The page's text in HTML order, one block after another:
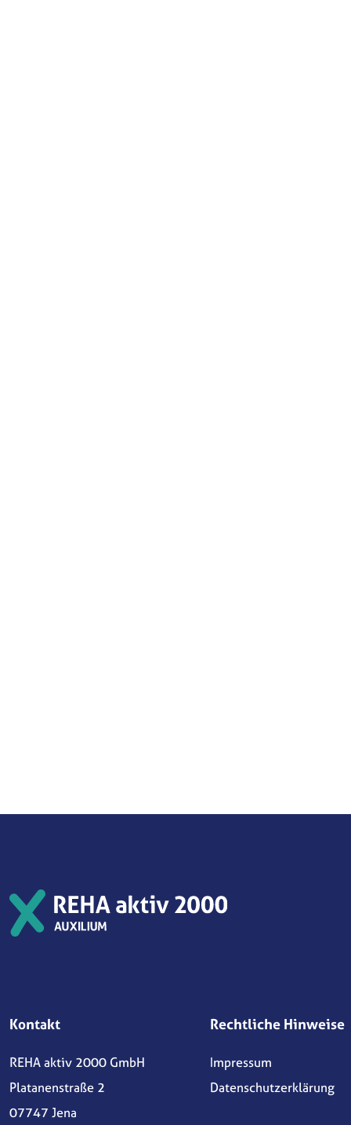
Kontakt
REHA aktiv 2000 GmbH
Platanenstraße 2
07747 Jena
Rechtliche Hinweise
Impressum
Datenschutzerklärung